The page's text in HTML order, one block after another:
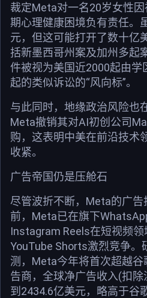
裁定Meta对一名20岁女性
期心理健康困境负有责任。
元，但这可能打开了数十亿
括新墨西哥州案及加州多起
件被视为美国近2000起由学
起的类似诉讼的“风向标”。
与此同时，地缘政治风险也
Meta撤销其对AI初创公司
购，这表明中美在前沿技术
收紧。
广告帝国仍是压舱石
尽管波折不断，Meta的广告
前，Meta已在旗下
Instagram Reels在短视频领
YouTube Shorts激烈竞争。
测，Meta今年将首次超越
告商，全球净广告收入(扣
到2434.6亿美元，略高于谷